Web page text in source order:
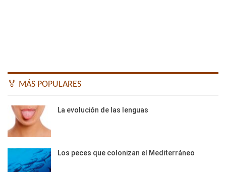
🏅 MÁS POPULARES
La evolución de las lenguas
Los peces que colonizan el Mediterráneo